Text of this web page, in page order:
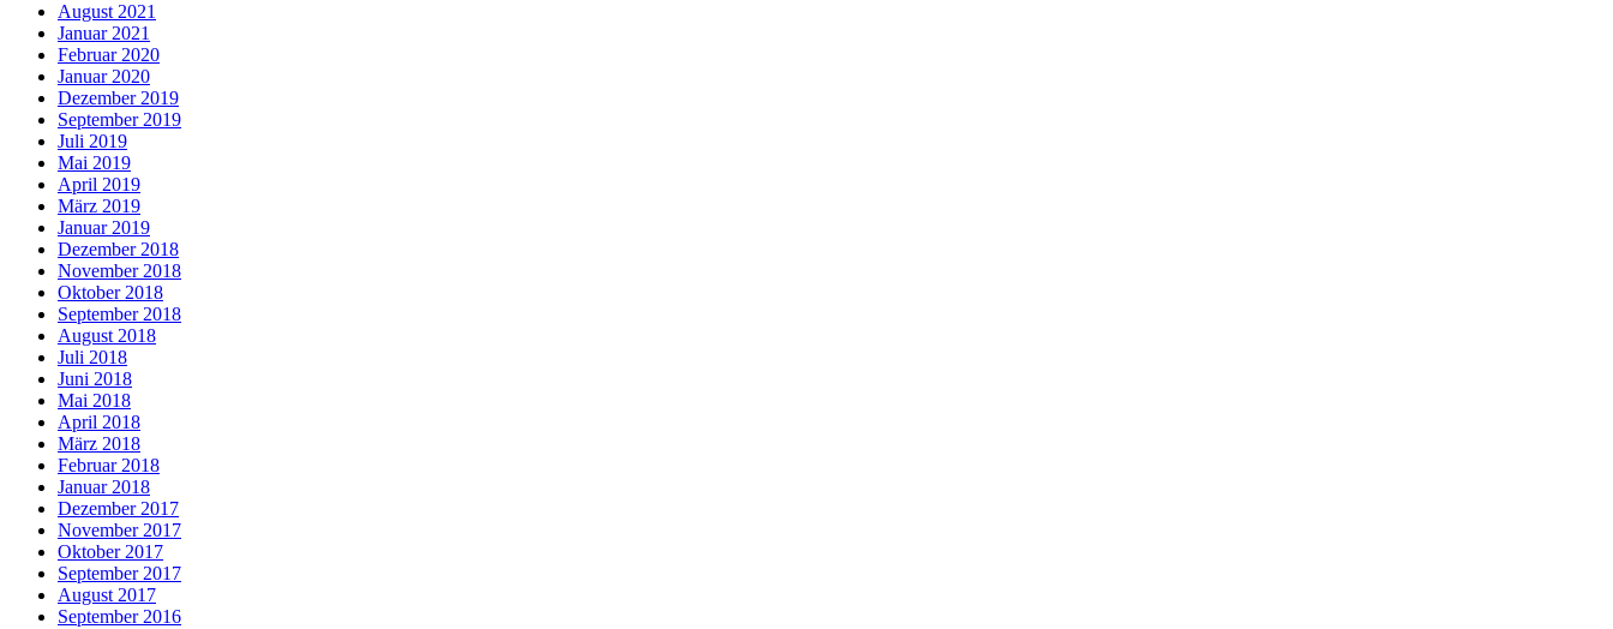
August 2021
Januar 2021
Februar 2020
Januar 2020
Dezember 2019
September 2019
Juli 2019
Mai 2019
April 2019
März 2019
Januar 2019
Dezember 2018
November 2018
Oktober 2018
September 2018
August 2018
Juli 2018
Juni 2018
Mai 2018
April 2018
März 2018
Februar 2018
Januar 2018
Dezember 2017
November 2017
Oktober 2017
September 2017
August 2017
September 2016